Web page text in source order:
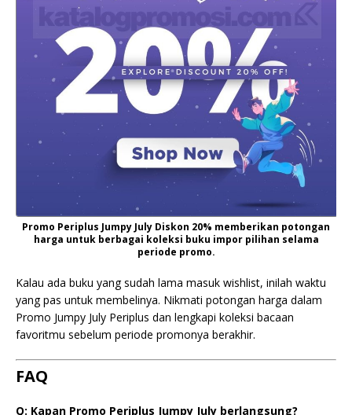
Promo Periplus Jumpy July Diskon 20% memberikan potongan
harga untuk berbagai koleksi buku impor pilihan selama
periode promo.
Kalau ada buku yang sudah lama masuk wishlist, inilah waktu
yang pas untuk membelinya. Nikmati potongan harga dalam
Promo Jumpy July Periplus dan lengkapi koleksi bacaan
favoritmu sebelum periode promonya berakhir.
FAQ
Q: Kapan Promo Periplus Jumpy July berlangsung?